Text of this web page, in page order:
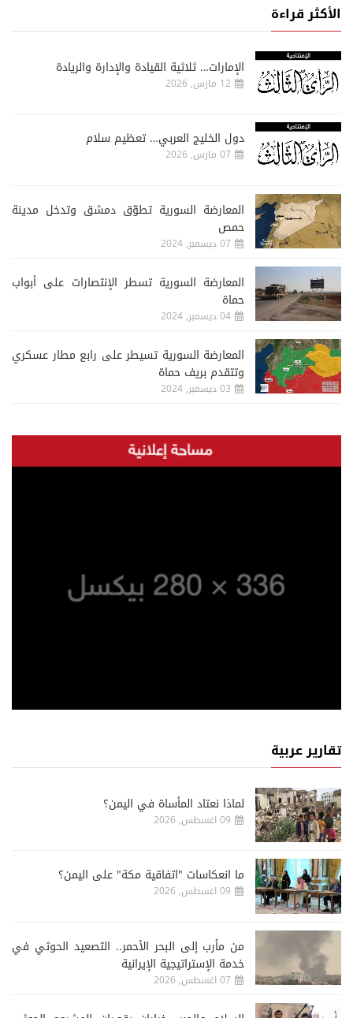
الأكثر قراءة
الإمارات… ثلاثية القيادة والإدارة والريادة
12 مارس, 2026
دول الخليج العربي… تعظيم سلام
07 مارس, 2026
المعارضة السورية تطوّق دمشق وتدخل مدينة
حمص
07 ديسمبر, 2024
المعارضة السورية تسطر الإنتصارات على أبواب
حماة
04 ديسمبر, 2024
المعارضة السورية تسيطر على رابع مطار عسكري
وتتقدم بريف حماة
03 ديسمبر, 2024
تقارير عربية
لماذا نعتاد المأساة في اليمن؟
09 اغسطس, 2026
ما انعكاسات "اتفاقية مكة" على اليمن؟
09 اغسطس, 2026
من مأرب إلى البحر الأحمر.. التصعيد الحوثي في
خدمة الإستراتيجية الإيرانية
07 اغسطس, 2026